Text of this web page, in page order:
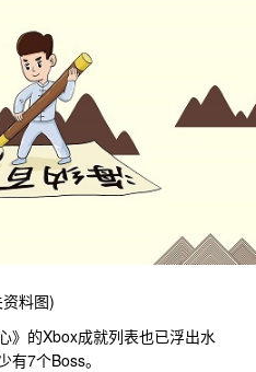
料图)
》的Xbox成就列表也已浮出水
7个Boss。